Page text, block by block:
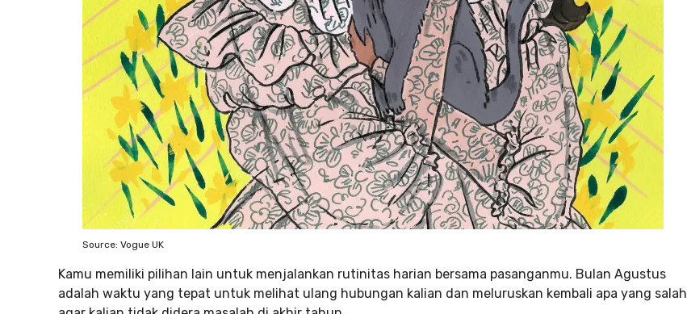
Source: Vogue UK
Kamu memiliki pilihan lain untuk menjalankan rutinitas harian bersama pasanganmu. Bulan Agustus
adalah waktu yang tepat untuk melihat ulang hubungan kalian dan meluruskan kembali apa yang salah